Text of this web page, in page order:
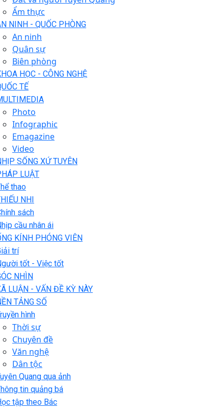
Ẩm thực
NINH - QUỐC PHÒNG
An ninh
Quân sự
Biên phòng
HỌC - CÔNG NGHỆ
TẾ
Photo
Infographic
Emagazine
Video
SỐNG XỨ TUYÊN
LUẬT
thao
NHI
sách
cầu nhân ái
KÍNH PHÓNG VIÊN
trí
tốt - Việc tốt
NHÌN
LUẬN - VẤN ĐỀ KỲ NÀY
TẢNG SỐ
hình
Thời sự
Chuyên đề
Văn nghệ
Dân tộc
Quang qua ảnh
tin quảng bá
tập theo Bác